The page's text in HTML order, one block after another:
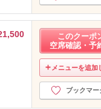
2021年12月分（16）
2021年11月分（16）
2021年10月分（12）
2021年9月分（15）
2021年8月分（15）
2021年7月分（23）
2021年6月分（39）
このクーポ
空席確認・予
メニューを追加
ブックマー